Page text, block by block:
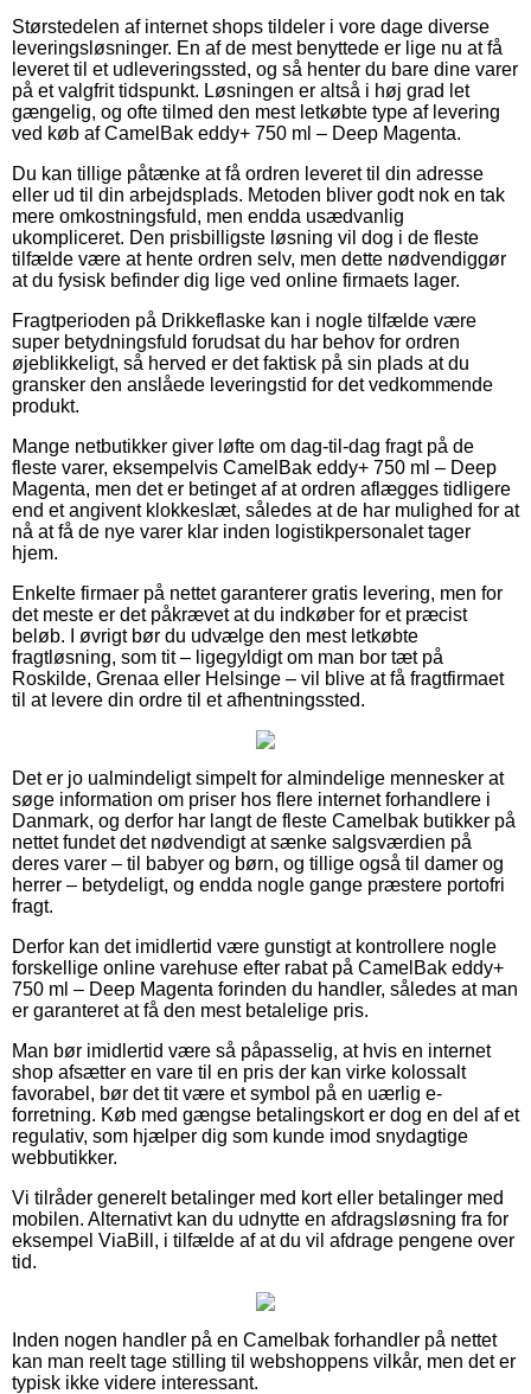
Størstedelen af internet shops tildeler i vore dage diverse
leveringsløsninger. En af de mest benyttede er lige nu at få
leveret til et udleveringssted, og så henter du bare dine varer
på et valgfrit tidspunkt. Løsningen er altså i høj grad let
gængelig, og ofte tilmed den mest letkøbte type af levering
ved køb af CamelBak eddy+ 750 ml – Deep Magenta.
Du kan tillige påtænke at få ordren leveret til din adresse
eller ud til din arbejdsplads. Metoden bliver godt nok en tak
mere omkostningsfuld, men endda usædvanlig
ukompliceret. Den prisbilligste løsning vil dog i de fleste
tilfælde være at hente ordren selv, men dette nødvendiggør
at du fysisk befinder dig lige ved online firmaets lager.
Fragtperioden på Drikkeflaske kan i nogle tilfælde være
super betydningsfuld forudsat du har behov for ordren
øjeblikkeligt, så herved er det faktisk på sin plads at du
gransker den anslåede leveringstid for det vedkommende
produkt.
Mange netbutikker giver løfte om dag-til-dag fragt på de
fleste varer, eksempelvis CamelBak eddy+ 750 ml – Deep
Magenta, men det er betinget af at ordren aflægges tidligere
end et angivent klokkeslæt, således at de har mulighed for at
nå at få de nye varer klar inden logistikpersonalet tager
hjem.
Enkelte firmaer på nettet garanterer gratis levering, men for
det meste er det påkrævet at du indkøber for et præcist
beløb. I øvrigt bør du udvælge den mest letkøbte
fragtløsning, som tit – ligegyldigt om man bor tæt på
Roskilde, Grenaa eller Helsinge – vil blive at få fragtfirmaet
til at levere din ordre til et afhentningssted.
Det er jo ualmindeligt simpelt for almindelige mennesker at
søge information om priser hos flere internet forhandlere i
Danmark, og derfor har langt de fleste Camelbak butikker på
nettet fundet det nødvendigt at sænke salgsværdien på
deres varer – til babyer og børn, og tillige også til damer og
herrer – betydeligt, og endda nogle gange præstere portofri
fragt.
Derfor kan det imidlertid være gunstigt at kontrollere nogle
forskellige online varehuse efter rabat på CamelBak eddy+
750 ml – Deep Magenta forinden du handler, således at man
er garanteret at få den mest betalelige pris.
Man bør imidlertid være så påpasselig, at hvis en internet
shop afsætter en vare til en pris der kan virke kolossalt
favorabel, bør det tit være et symbol på en uærlig e-
forretning. Køb med gængse betalingskort er dog en del af et
regulativ, som hjælper dig som kunde imod snydagtige
webbutikker.
Vi tilråder generelt betalinger med kort eller betalinger med
mobilen. Alternativt kan du udnytte en afdragsløsning fra for
eksempel ViaBill, i tilfælde af at du vil afdrage pengene over
tid.
Inden nogen handler på en Camelbak forhandler på nettet
kan man reelt tage stilling til webshoppens vilkår, men det er
typisk ikke videre interessant.